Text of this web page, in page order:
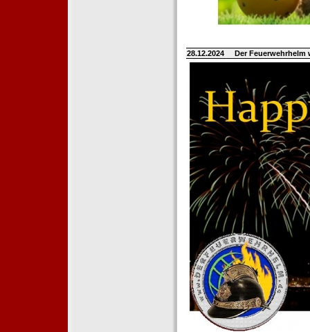
28.12.2024 Der